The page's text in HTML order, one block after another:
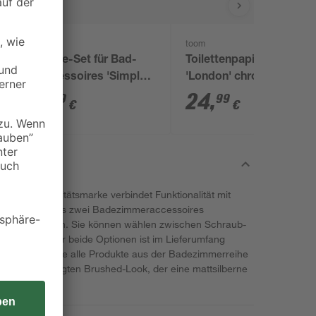
Klebe-Set für Bad-
Accessoires 'Simple
19 €
toom
Toilettenpapierhalter
'London' chromfarben
matt gebürstet
24,99 €
toom Qualitätsmarke verbindet Funktionalität mit
mindestens zwei Badezimmeraccessoires
befestigen. Sie können wählen zwischen Schraub-
für beide Optionen ist im Lieferumfang
der Haken wie alle Produkte aus der Badezimmerreihe
im angesagten Brushed-Look, der eine mattsilberne